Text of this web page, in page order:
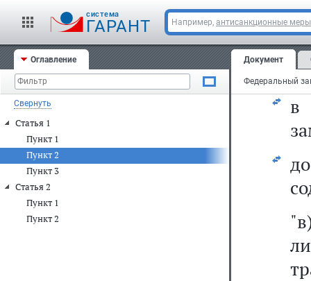
cистема
ГАРАНТ Например, антисанкционные меры
Оглавление
Свернуть
Статья 1
Пункт 1
Пункт 2
Пункт 3
Статья 2
Пункт 1
Пункт 2
Документ